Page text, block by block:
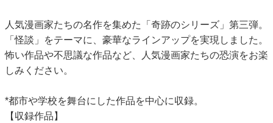
人気漫画家たちの名作を集めた「奇跡のシリーズ」第三弾。
「怪談」をテーマに、豪華なラインアップを実現しました。
怖い作品や不思議な作品など、人気漫画家たちの恐演をお楽
しみください。
*都市や学校を舞台にした作品を中心に収録。
【収録作品】